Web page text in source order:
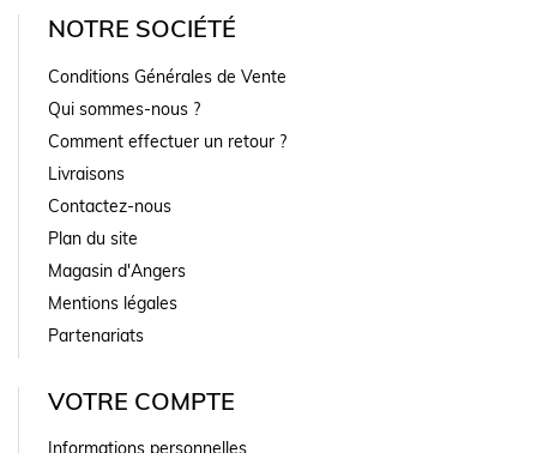
NOTRE SOCIÉTÉ
Conditions Générales de Vente
Qui sommes-nous ?
Comment effectuer un retour ?
Livraisons
Contactez-nous
Plan du site
Magasin d'Angers
Mentions légales
Partenariats
VOTRE COMPTE
Informations personnelles